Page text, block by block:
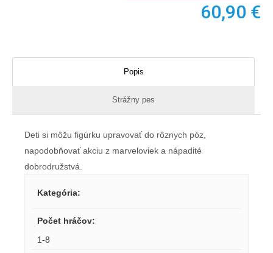
60,90 €
Popis
Strážny pes
Deti si môžu figúrku upravovať do rôznych póz,
napodobňovať akciu z marveloviek a nápadité
dobrodružstvá.
Kategória:
Počet hráčov:
1-8